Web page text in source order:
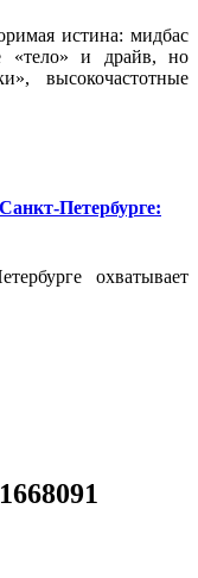
истина: мидбас
«тело» и драйв, но
высокочастотные
Петербурге:
охватывает